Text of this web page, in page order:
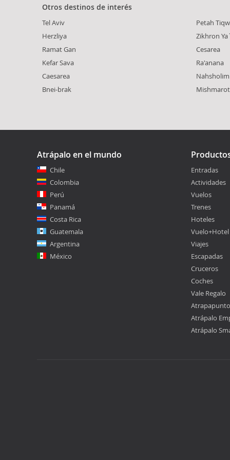
Otros destinos de interés
Tel Aviv
Herzliya
Ramat Gan
Kefar Sava
Caesarea
Bnei-brak
Petah
Zikhron
Cesarea
Ra'anana
Nahsholim
Mishmarot
Atrápalo en el mundo
Chile
Colombia
Perú
Panamá
Costa Rica
Guatemala
Argentina
México
Entradas
Actividades
Vuelos
Trenes
Hoteles
Vuelo+Hotel
Viajes
Escapadas
Cruceros
Coches
Vale Regalo
Atrápalo
Atrápalo